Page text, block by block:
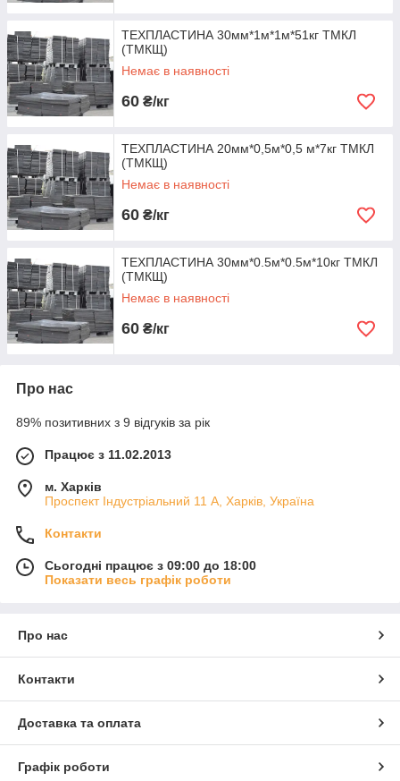
ТЕХПЛАСТИНА 30мм*1м*1м*51кг ТМКЛ
(ТМКЩ)
Немає в наявності
60 ₴/кг
ТЕХПЛАСТИНА 20мм*0,5м*0,5 м*7кг ТМКЛ
(ТМКЩ)
Немає в наявності
60 ₴/кг
ТЕХПЛАСТИНА 30мм*0.5м*0.5м*10кг ТМКЛ
(ТМКЩ)
Немає в наявності
60 ₴/кг
Про нас
89% позитивних з 9 відгуків за рік
Працює з 11.02.2013
м. Харків
Проспект Індустріальний 11 А, Харків, Україна
Контакти
Сьогодні працює з 09:00 до 18:00
Показати весь графік роботи
Про нас
Контакти
Доставка та оплата
Графік роботи